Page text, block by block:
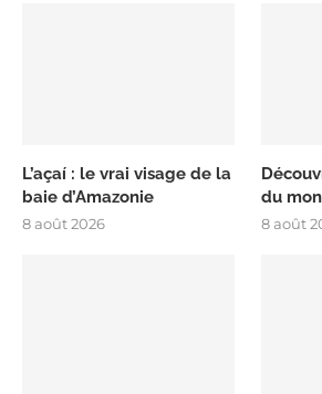
L’açaí : le vrai visage de la
baie d’Amazonie
8 août 2026
du
8 août